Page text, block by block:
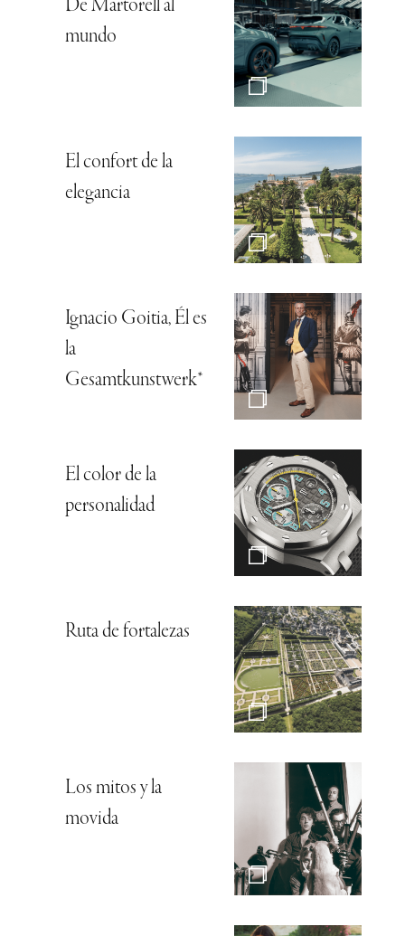
De Martorell al
mundo
El confort de la
elegancia
Ignacio Goitia, Él es
la
Gesamtkunstwerk*
El color de la
personalidad
Ruta de fortalezas
Los mitos y la
movida